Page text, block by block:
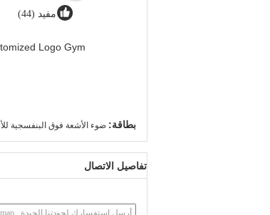
مفيد (44)
Logo Gym
بطاقة: ضوء الأشعة فوق البنفسجية
تفاصيل الاتصال